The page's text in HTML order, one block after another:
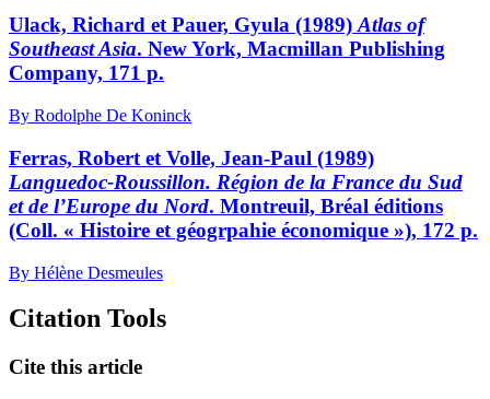
Ulack, Richard et Pauer, Gyula (1989)Atlas of
Southeast Asia. New York, Macmillan Publishing
Company, 171 p.
By Rodolphe De Koninck
Ferras, Robert et Volle, Jean-Paul (1989)
Languedoc-Roussillon. Région de la France du Sud
et de l’Europe du Nord. Montreuil, Bréal éditions
(Coll. « Histoire et géogrpahie économique »), 172 p.
By Hélène Desmeules
Citation Tools
Cite this article